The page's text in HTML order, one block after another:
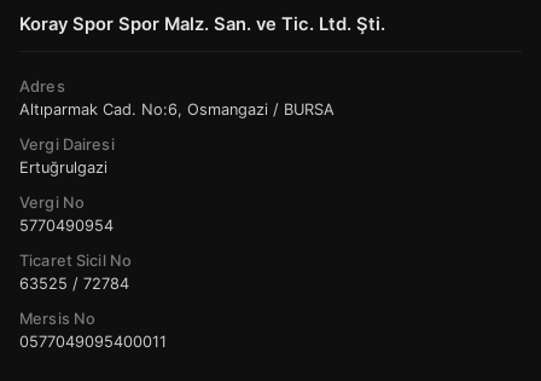
Koray Spor Spor Malz. San. ve Tic. Ltd. Şti.
Adres
Altıparmak Cad. No:6, Osmangazi / BURSA
Vergi Dairesi
Ertuğrulgazi
Vergi No
5770490954
Ticaret Sicil No
63525 / 72784
Mersis No
0577049095400011